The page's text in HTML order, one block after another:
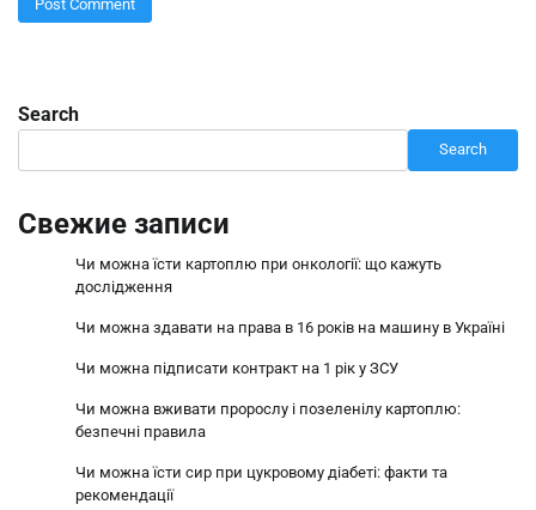
Search
Search
Свежие записи
Чи можна їсти картоплю при онкології: що кажуть
дослідження
Чи можна здавати на права в 16 років на машину в Україні
Чи можна підписати контракт на 1 рік у ЗСУ
Чи можна вживати пророслу і позеленілу картоплю:
безпечні правила
Чи можна їсти сир при цукровому діабеті: факти та
рекомендації